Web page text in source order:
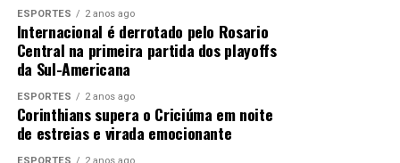
ESPORTES 2 anos ago
Internacional é derrotado pelo Rosario
Central na primeira partida dos playoffs
da Sul-Americana
ESPORTES 2 anos ago
Corinthians supera o Criciúma em noite
de estreias e virada emocionante